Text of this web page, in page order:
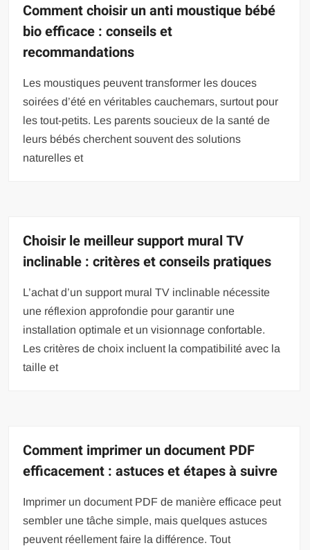
Comment choisir un anti moustique bébé
bio efficace : conseils et
recommandations
Les moustiques peuvent transformer les douces
soirées d’été en véritables cauchemars, surtout pour
les tout-petits. Les parents soucieux de la santé de
leurs bébés cherchent souvent des solutions
naturelles et
Choisir le meilleur support mural TV
inclinable : critères et conseils pratiques
L’achat d’un support mural TV inclinable nécessite
une réflexion approfondie pour garantir une
installation optimale et un visionnage confortable.
Les critères de choix incluent la compatibilité avec la
taille et
Comment imprimer un document PDF
efficacement : astuces et étapes à suivre
Imprimer un document PDF de manière efficace peut
sembler une tâche simple, mais quelques astuces
peuvent réellement faire la différence. Tout